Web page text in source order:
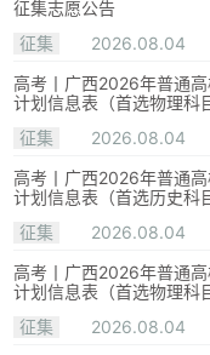
征集志愿公告
征集
2026.08.04
高考丨广西2026年普通
计划信息表（首选物理科
征集
2026.08.04
高考丨广西2026年普通
计划信息表（首选历史科
征集
2026.08.04
高考丨广西2026年普通
计划信息表（首选物理科
征集
2026.08.04